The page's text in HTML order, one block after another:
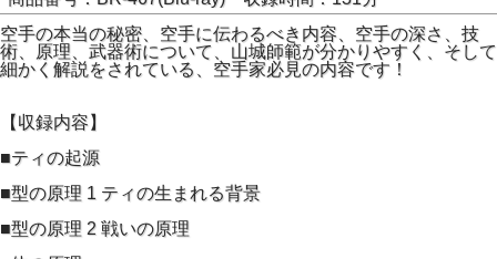
空手の本当の秘密、空手に伝わるべき内容、空手の深さ、技
術、原理、武器術について、山城師範が分かりやすく、そして
細かく解説をされている、空手家必見の内容です！
【収録内容】
■ティの起源
■型の原理 1 ティの生まれる背景
■型の原理 2 戦いの原理